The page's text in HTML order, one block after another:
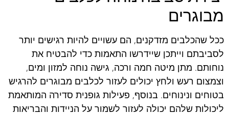
מבוגרים
ככל שהכלבים מזדקנים, הם עשויים להיות רגישים יותר
לסביבתם וייתכן שיידרשו התאמות כדי להבטיח את
נוחותם. מתן מיטה חמה ורכה, גישה נוחה למזון ומים,
וצמצום רעש ולחץ יכולים לעזור לכלבים מבוגרים להרגיש
בטוחים ונינוחים. בנוסף, פעילות גופנית סדירה המותאמת
ליכולות שלהם יכולה לעזור לשמור על הניידות והבריאות